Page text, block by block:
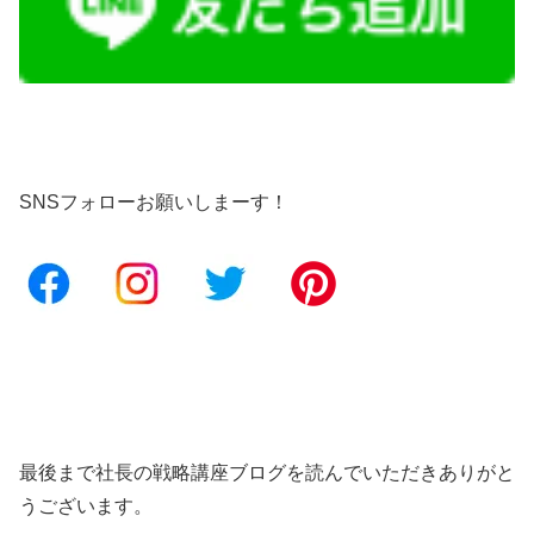
SNSフォローお願いしまーす！
最後まで社長の戦略講座ブログを読んでいただきありがと
うございます。